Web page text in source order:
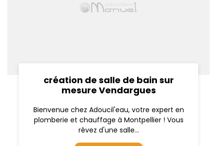
création de salle de bain sur
mesure Vendargues
Bienvenue chez Adoucil'eau, votre expert en
plomberie et chauffage à Montpellier ! Vous
rêvez d'une salle...